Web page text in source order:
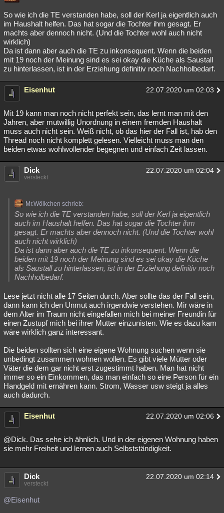
So wie ich die TE verstanden habe, soll der Kerl ja eigentlich auch
im Haushalt helfen. Das hat sogar die Tochter ihm gesagt. Er
machts aber dennoch nicht. (Und die Tochter wohl auch nicht
wirklich)
Da ist dann aber auch die TE zu inkonsequent. Wenn die beiden
mit 19 noch der Meinung sind es sei okay die Küche als Saustall
zu hinterlassen, ist in der Erziehung definitiv noch Nachholbedarf.
Eisenhut 22.07.2020 um 02:03
Mit 19 kann man noch nicht perfekt sein, das lernt man mit den
Jahren, aber mutwillig Unordnung in einem fremden Haushalt
muss auch nicht sein. Weiß nicht, ob das hier der Fall ist, hab den
Thread noch nicht komplett gelesen. Vielleicht muss man den
beiden etwas wohlwollender begegnen und einfach Zeit lassen.
Dick 22.07.2020 um 02:04
versteckt
Mr.Wölkchen schrieb:
So wie ich die TE verstanden habe, soll der Kerl ja eigentlich
auch im Haushalt helfen. Das hat sogar die Tochter ihm
gesagt. Er machts aber dennoch nicht. (Und die Tochter wohl
auch nicht wirklich)
Da ist dann aber auch die TE zu inkonsequent. Wenn die
beiden mit 19 noch der Meinung sind es sei okay die Küche
als Saustall zu hinterlassen, ist in der Erziehung definitiv noch
Nachholbedarf.
Lese jetzt nicht alle 17 Seiten durch. Aber sollte das der Fall sein,
dann kann ich den Unmut auch irgendwie verstehen. Mir wäre in
dem Alter im Traum nicht eingefallen mich bei meiner Freundin für
einen Zustupf mich bei ihrer Mutter einzunisten. Wie es dazu kam
wäre wirklich ganz interessant.
Die beiden sollten sich eine eigene Wohnung suchen wenn sie
unbedingt zusammen wohnen wollen. Es gibt viele Mütter oder
Väter die dem gar nicht erst zugestimmt haben. Man hat nicht
immer so ein Einkommen, das man einfach so eine Person für ein
Handgeld mit ernähren kann. Strom, Wasser usw steigt ja alles
auch dadurch.
Eisenhut 22.07.2020 um 02:06
@Dick. Das sehe ich ähnlich. Und in der eigenen Wohnung haben
sie mehr Freiheit und lernen auch Selbstständigkeit.
Dick 22.07.2020 um 02:14
versteckt
@Eisenhut